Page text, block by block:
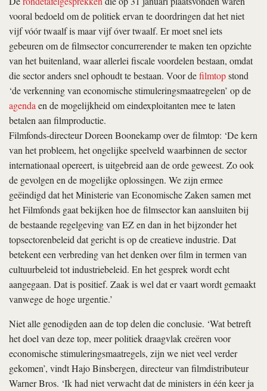
vooral bedoeld om de politiek ervan te doordringen dat het niet
vijf vóór twaalf is maar vijf óver twaalf. Er moet snel iets
gebeuren om de filmsector concurrerender te maken ten opzichte
van het buitenland, waar allerlei fiscale voordelen bestaan, omdat
die sector anders snel ophoudt te bestaan. Voor defilmtopstond
‘de verkenning van economische stimuleringsmaatregelen’ op de
agendaen de mogelijkheid om eindexploitanten mee te laten
betalen aan filmproductie.
Filmfonds-directeur Doreen Boonekamp over de filmtop: ‘De kern
van het probleem, het ongelijke speelveld waarbinnen de sector
internationaal opereert, is uitgebreid aan de orde geweest. Zo ook
de gevolgen en de mogelijke oplossingen. We zijn ermee
geëindigd dat het Ministerie van Economische Zaken samen met
het Filmfonds gaat bekijken hoe de filmsector kan aansluiten bij
de bestaande regelgeving van EZ en dan in het bijzonder het
topsectorenbeleid dat gericht is op de creatieve industrie. Dat
betekent een verbreding van het denken over film in termen van
cultuurbeleid tot industriebeleid. En het gesprek wordt echt
aangegaan. Dat is positief. Zaak is wel dat er vaart wordt gemaakt
vanwege de hoge urgentie.’
Niet alle genodigden aan de top delen die conclusie. ‘Wat betreft
het doel van deze top, meer politiek draagvlak creëren voor
economische stimuleringsmaatregels, zijn we niet veel verder
gekomen’, vindt Hajo Binsbergen, directeur van filmdistributeur
Warner Bros. ‘Ik had niet verwacht dat de ministers in één keer ja